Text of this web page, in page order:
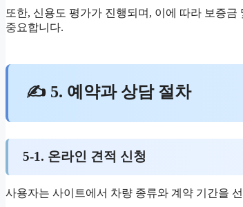
또한, 신용도 평가가 진행되며, 이에 따라 보증
중요합니다.
✍ 5. 예약과 상담 절차
5-1. 온라인 견적 신청
사용자는 사이트에서 차량 종류와 계약 기간을